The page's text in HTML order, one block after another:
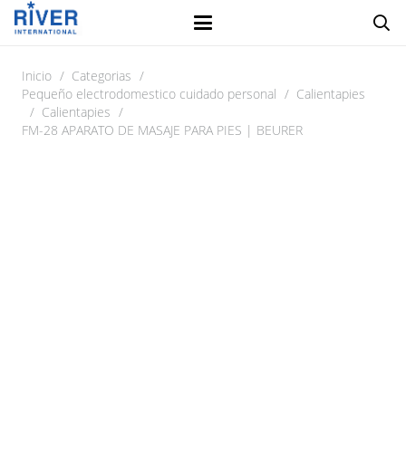
Inicio / Categorias /
Pequeño electrodomestico cuidado personal / Calientapies
/ Calientapies /
FM-28 APARATO DE MASAJE PARA PIES | BEURER